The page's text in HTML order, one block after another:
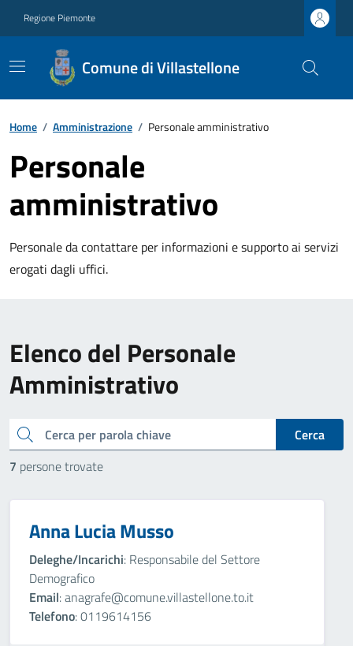
Regione Piemonte
Comune di Villastellone
Home / Amministrazione / Personale amministrativo
Personale
amministrativo
Personale da contattare per informazioni e supporto ai servizi
erogati dagli uffici.
Elenco del Personale
Amministrativo
cerca
Cerca
7 persone trovate
Anna Lucia Musso
Deleghe/Incarichi: Responsabile del Settore
Demografico
Email: anagrafe@comune.villastellone.to.it
Telefono: 0119614156